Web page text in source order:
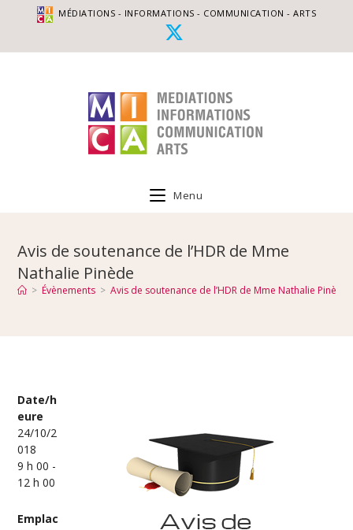
MÉDIATIONS - INFORMATIONS - COMMUNICATION - ARTS
Menu
Avis de soutenance de l’HDR de Mme
Nathalie Pinède
> Évènements > Avis de soutenance de l’HDR de Mme Nathalie Pinède
Date/h
eure
24/10/2
018
9 h 00 -
12 h 00
Emplac